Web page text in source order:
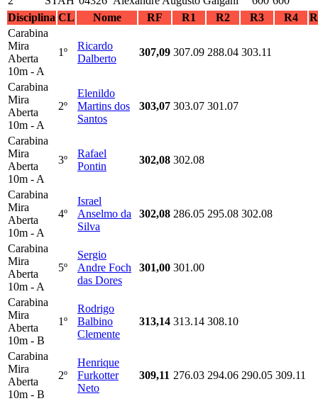
Disciplina CL Nome RF R1 R2 R3 R4
Carabina
Mira
Aberta
10m - A
1º
Ricardo
Dalberto
307,09 307.09 288.04 303.11
Carabina
Mira
Aberta
10m - A
2º
Elenildo
Martins dos
Santos
303,07 303.07 301.07
Carabina
Mira
Aberta
10m - A
3º
Rafael
Pontin
302,08 302.08
Carabina
Mira
Aberta
10m - A
4º
Israel
Anselmo da
Silva
302,08 286.05 295.08 302.08
Carabina
Mira
Aberta
10m - A
5º
Sergio
Andre Foch
das Dores
301,00 301.00
Carabina
Mira
Aberta
10m - B
1º
Rodrigo
Balbino
Clemente
313,14 313.14 308.10
Carabina
Mira
Aberta
10m - B
2º
Henrique
Furkotter
Neto
309,11 276.03 294.06 290.05 309.11